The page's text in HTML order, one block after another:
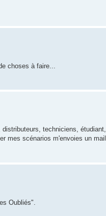
choses à faire...
techniciens, étudiant,
mes scénarios m'envoies un mail
Oubliés".